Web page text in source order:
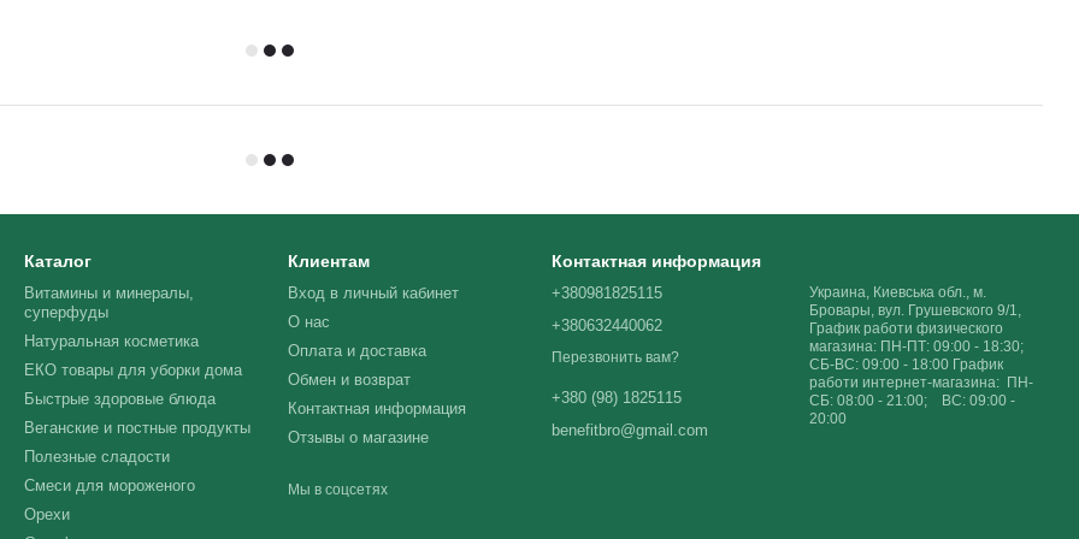
Каталог
Витамины и минералы,
суперфуды
Натуральная косметика
ЕКО товары для уборки дома
Быстрые здоровые блюда
Веганские и постные продукты
Полезные сладости
Смеси для мороженого
Орехи
Клиентам
Вход в личный кабинет
О нас
Оплата и доставка
Обмен и возврат
Контактная информация
Отзывы о магазине
Мы в соцсетях
Контактная информация
+380981825115
+380632440062
Перезвонить вам?
+380 (98) 1825115
benefitbro@gmail.com
Украина, Киевська обл., м.
Бровары, вул. Грушевского 9/1,
График работи физического
магазина: ПН-ПТ: 09:00 - 18:30;
СБ-ВС: 09:00 - 18:00 График
работи интернет-магазина: ПН-
СБ: 08:00 - 21:00; ВС: 09:00 -
20:00